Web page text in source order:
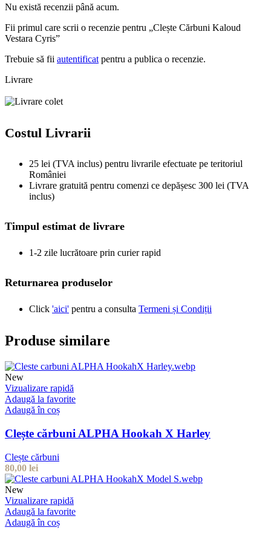
Nu există recenzii până acum.
Fii primul care scrii o recenzie pentru „Clește Cărbuni Kaloud
Vestara Cyris”
Trebuie să fii autentificat pentru a publica o recenzie.
Livrare
Costul Livrarii
25 lei (TVA inclus) pentru livrarile efectuate pe teritoriul
României
Livrare gratuită pentru comenzi ce depășesc 300 lei (TVA
inclus)
Timpul estimat de livrare
1-2 zile lucrătoare prin curier rapid
Returnarea produselor
Click 'aici' pentru a consulta Termeni și Condiții
Produse similare
New
Vizualizare rapidă
Adaugă la favorite
Adaugă în coș
Clește cărbuni ALPHA Hookah X Harley
Clește cărbuni
80,00 lei
New
Vizualizare rapidă
Adaugă la favorite
Adaugă în coș